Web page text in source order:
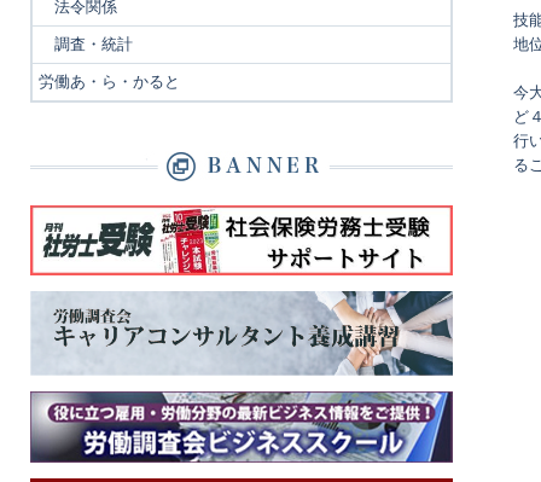
技
地
今
ど
行
る
法令関係
調査・統計
労働あ・ら・かると